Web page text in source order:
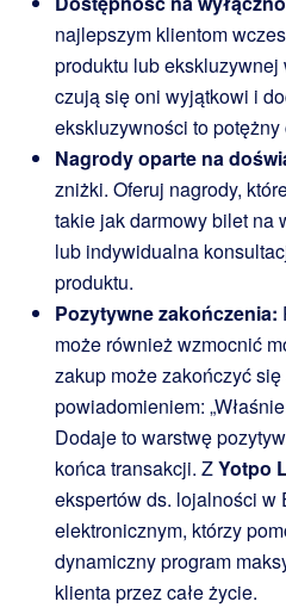
najlepszym klientom
produktu lub
czują się oni wyjątkowi i
ekskluzywności to
Nagrody oparte na
zniżki. Oferuj nagrody,
takie jak darmowy bilet na
lub indywidualna
produktu.
Pozytywne zakończenia:
może również wzmocnić
zakup może zakończyć
powiadomieniem:
Dodaje to warstwę
końca transakcji. ZYotpo
ekspertów ds. lojalności w
elektronicznym, którzy
dynamiczny program
klienta przez całe życie.